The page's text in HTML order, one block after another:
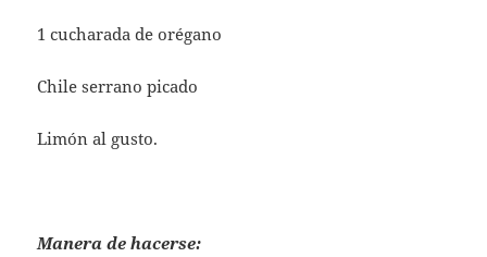
1 cucharada de orégano
Chile serrano picado
Limón al gusto.
Manera de hacerse: